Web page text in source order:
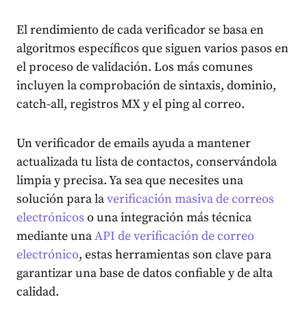
El rendimiento de cada verificador se basa en
algoritmos específicos que siguen varios pasos en
el proceso de validación. Los más comunes
incluyen la comprobación de sintaxis, dominio,
catch-all, registros MX y el ping al correo.
Un verificador de emails ayuda a mantener
actualizada tu lista de contactos, conservándola
limpia y precisa. Ya sea que necesites una
solución para laverificación masiva de correos
electrónicos o una integración más técnica
mediante unaAPI de verificación de correo
electrónico, estas herramientas son clave para
garantizar una base de datos confiable y de alta
calidad.